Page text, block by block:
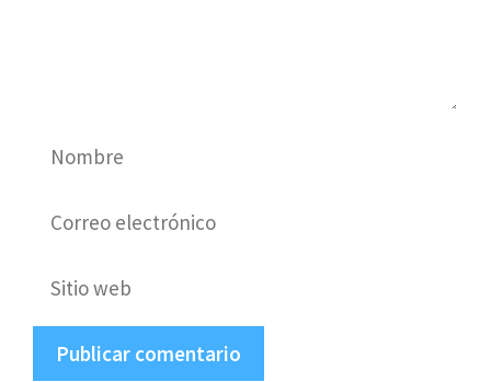
Nombre
Correo
Sitio